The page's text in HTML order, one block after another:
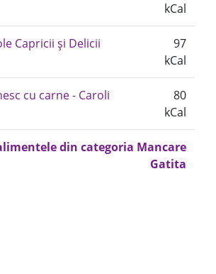
kCal
Capricii și Delicii
97
kCal
cu carne - Caroli
80
kCal
din categoria Mancare
Gatita